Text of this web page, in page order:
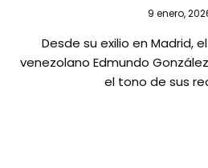
9 enero,
Desde su exilio en Madrid,
venezolano Edmundo
el tono de sus